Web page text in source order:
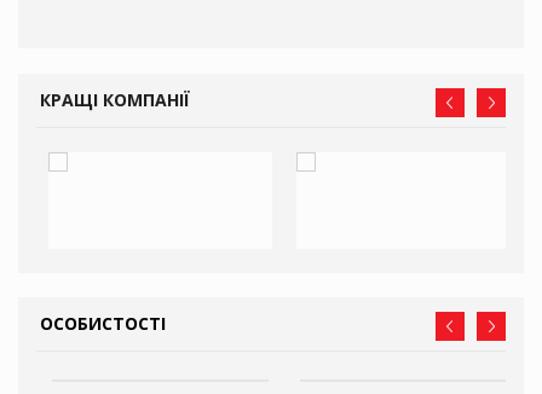
КРАЩІ КОМПАНІЇ
ОСОБИСТОСТІ